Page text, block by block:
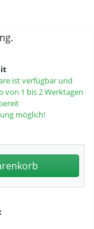
ist verfügbar und
von 1 bis 2 Werktagen
möglich!